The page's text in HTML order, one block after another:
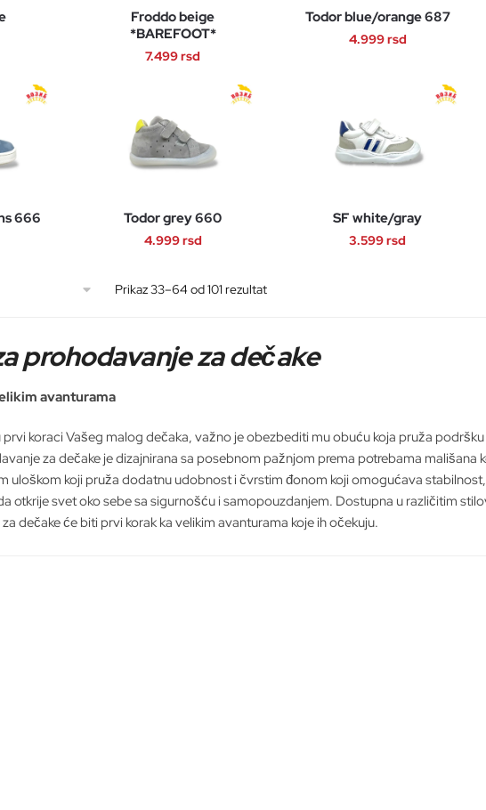
mogu
biti
izabrane
proizvoda.
biti
izabrane
Froddo beige
*BAREFOOT*
7.499rsd
ima
više
mogu
biti
na
Todor blue/orange 687
4.999rsd
više
varijanti.
biti
izabrane
666 Todor grey 660
4.999rsd
proizvod
varijanti.
biti
izabrane
na
stranici
proizvoda.
SF white/gray
3.599rsd
biti
izabrane
stranici
Prikaz 33–64 od 101 rezultatSortirano
prohodavanje za dečake
avanturama
prvi koraci Vašeg malog dečaka, važno je obezbediti mu obuću koja pruža
za dečake je dizajnirana sa posebnom pažnjom prema potrebama mališana
uloškom koji pruža dodatnu udobnost i čvrstim đonom koji omogućava
otkrije svet oko sebe sa sigurnošću i samopouzdanjem. Dostupna u različitim
dečake će biti prvi korak ka velikim avanturama koje ih očekuju.